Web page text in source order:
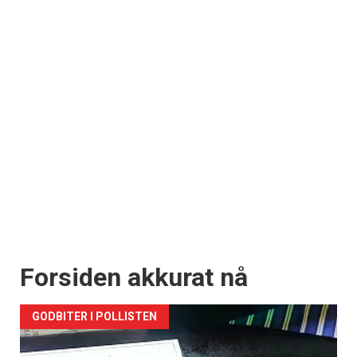
Forsiden akkurat nå
GODBITER I POLLISTEN